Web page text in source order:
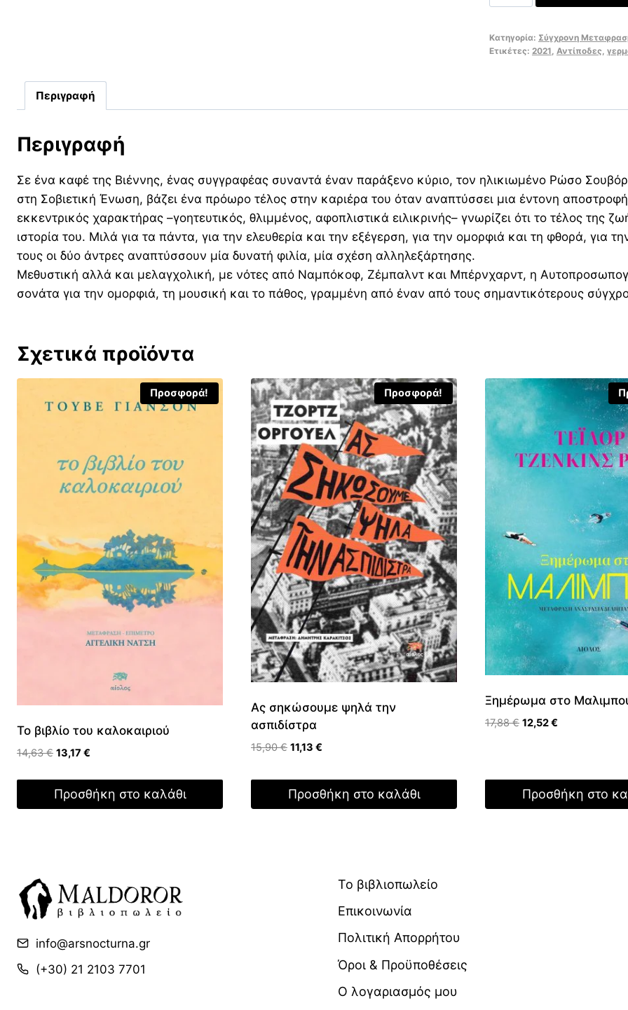
με
πιάνο
Κατηγορία: Σύγχρονη
Ετικέτες: 2021, Αντίποδες,
Περιγραφή
Περιγραφή
Σε ένα καφέ της Βιέννης, ένας συγγραφέας συναντά έναν παράξενο κύριο, τον ηλικιωμένο Ρώσο
στη Σοβιετική Ένωση, βάζει ένα πρόωρο τέλος στην καριέρα του όταν αναπτύσσει μια έντονη
εκκεντρικός χαρακτήρας –γοητευτικός, θλιμμένος, αφοπλιστικά ειλικρινής– γνωρίζει ότι το τέλος της
ιστορία του. Μιλά για τα πάντα, για την ελευθερία και την εξέγερση, για την ομορφιά και τη φθορά, για
τους οι δύο άντρες αναπτύσσουν μία δυνατή φιλία, μία σχέση αλληλεξάρτησης.
Μεθυστική αλλά και μελαγχολική, με νότες από Ναμπόκοφ, Ζέμπαλντ και Μπέρνχαρντ, η
σονάτα για την ομορφιά, τη μουσική και το πάθος, γραμμένη από έναν από τους σημαντικότερους
Σχετικά προϊόντα
Προσφορά!
To βιβλίο του καλοκαιριού
14,63€ Original
14,63 €.
13,17 €
είναι:
Προσθήκη στο καλάθι
Προσφορά!
Ας σηκώσουμε ψηλά την
ασπιδίστρα
15,90€ Original
was:
15,90 €.
11,13 €
τιμή
είναι:
11,13 €.
Προσθήκη στο καλάθι
Ξημέρωμα στο
17,88€ Original
12,52€
12,52 €.
Προσθήκη στο
info@arsnocturna.gr
(+30) 21 2103 7701
Το βιβλιοπωλείο
Επικοινωνία
Πολιτική Απορρήτου
Όροι & Προϋποθέσεις
Ο λογαριασμός μου